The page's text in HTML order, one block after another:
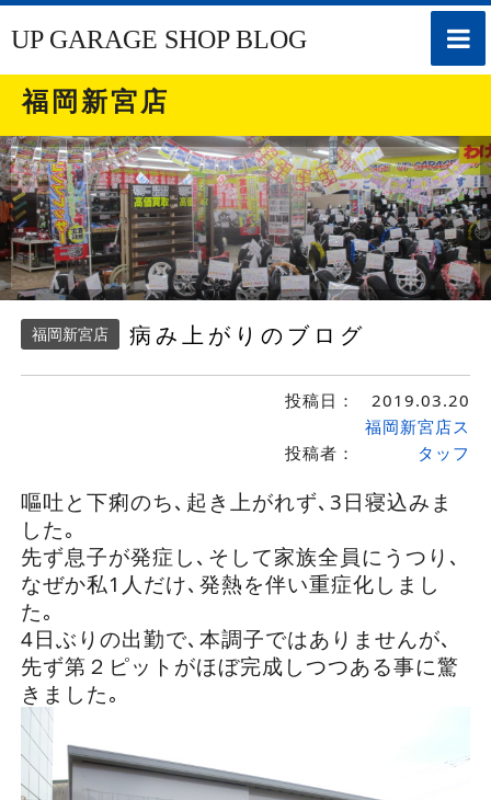
toggle
UP GARAGE SHOP BLOG
福岡新宮店
福岡新宮店 病み上がりのブログ
投稿日： 2019.03.20
投稿者：
福岡新宮店ス
タッフ
嘔吐と下痢のち､起き上がれず､3日寝込みま
した｡
先ず息子が発症し､そして家族全員にうつり､
なぜか私1人だけ､発熱を伴い重症化しまし
た｡
4日ぶりの出勤で､本調子ではありませんが､
先ず第２ピットがほぼ完成しつつある事に驚
きました｡